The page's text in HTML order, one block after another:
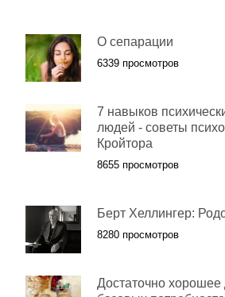
О сепарации
6339 просмотров
7 навыков
людей - советы
Кройтора
8655 просмотров
Берт Хеллингер:
8280 просмотров
Достаточно хорошее